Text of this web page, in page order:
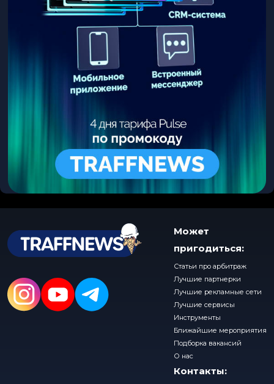
Может
пригодиться:
Статьи про арбитраж
Лучшие партнерки
Лучшие рекламные сети
Лучшие сервисы
Инструменты
Ближайшие мероприятия
Подборка вакансий
О нас
Контакты: